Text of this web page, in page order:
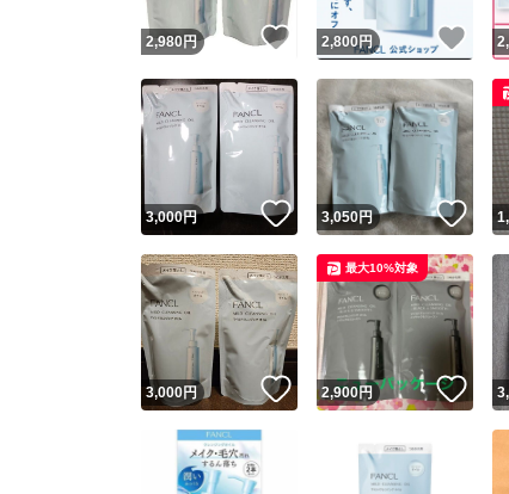
2,980円 いいね！
2,800円 い
3,000円 いいね！
3,050円 い
3,000円 いいね！
2,900円 い
最大10%対象